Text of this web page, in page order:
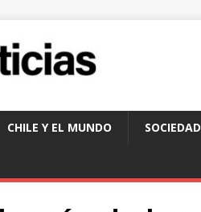
CHILE Y EL MUNDO SOCIEDAD